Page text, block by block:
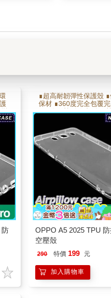
防
∎超高耐韌彈性保護殼
保材 ∎360度完全包覆
∎側邊氣墊,邊角加強氣
折能反覆拆卸不易變形
OPPO A5 2025 TPU
空壓殼
290 特價 199 元
加入購物車